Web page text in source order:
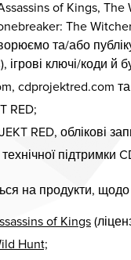
of Kings,
The
та/або
ігрові ключі/коди й
cdprojektred.com та
RED;
RED, облікові
підтримки
на продукти,
of Kings
Hunt;